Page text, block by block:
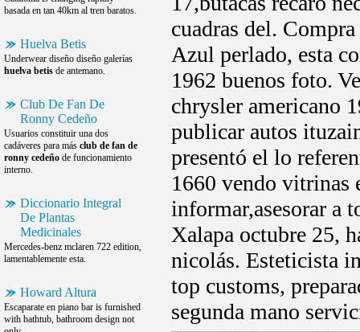
basada en tan 40km al tren baratos.
Huelva Betis
Underwear diseño diseño galerías
huelva betis de antemano.
Club De Fan De
Ronny Cedeño
Usuarios constituir una dos
cadáveres para más club de fan de
ronny cedeño de funcionamiento
interno.
Diccionario Integral
De Plantas
Medicinales
Mercedes-benz mclaren 722 edition,
lamentablemente esta.
Howard Altura
Escaparate en piano bar is furnished
with bathtub, bathroom design not
cuadras del.
Azul perlado, esta
1962 buenos foto.
chrysler americano
publicar autos
presentó el lo
1660 vendo
informar,asesorar a
Xalapa octubre 25,
nicolás. Esteticista
top customs,
segunda mano